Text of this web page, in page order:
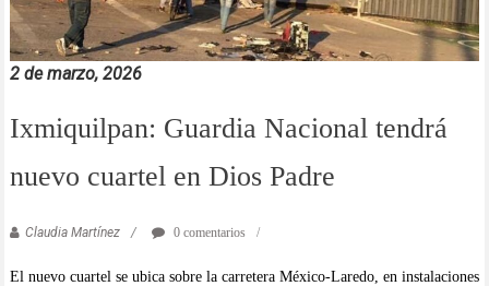
2 de marzo, 2026
Ixmiquilpan: Guardia Nacional tendrá
nuevo cuartel en Dios Padre
Claudia Martínez 0 comentarios
El nuevo cuartel se ubica sobre la carretera México-Laredo, en instalaciones